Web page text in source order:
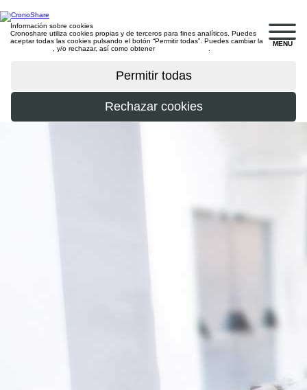
MENU
Información sobre cookies
Cronoshare utiliza cookies propias y de terceros para fines analíticos. Puedes
aceptar todas las cookies pulsando el botón “Permitir todas”. Puedes cambiar la
, y/o rechazar, así como obtener